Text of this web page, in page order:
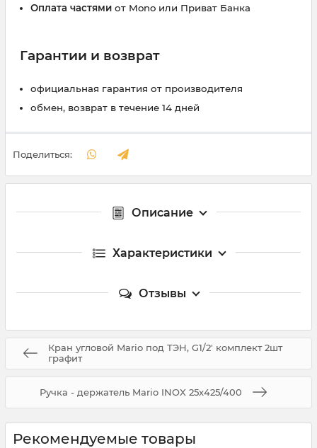
Оплата частями от Mono или Приват Банка
Гарантии и возврат
официальная гарантия от производителя
обмен, возврат в течение 14 дней
Поделиться:
Описание
Характеристики
Отзывы
Кран угловой Mario под ТЭН, G1/2' комплект 2шт
графит
Ручка - держатель Mario INOX 25х425/400
Рекомендуемые товары